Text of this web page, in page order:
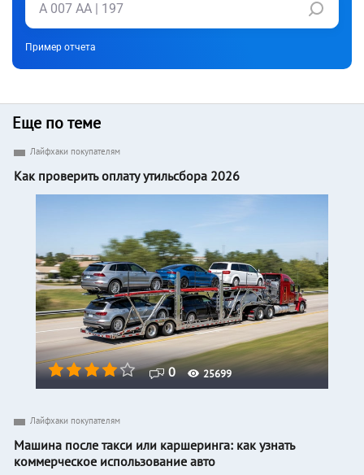
Пример отчета
Еще по теме
0 25699
Лайфхаки покупателям
Как проверить оплату утильсбора 2026
Лайфхаки покупателям
Машина после такси или каршеринга: как узнать
коммерческое использование авто